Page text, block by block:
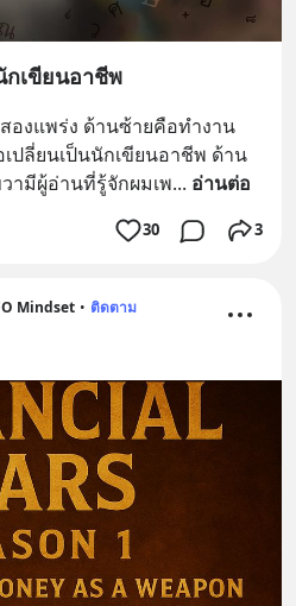
กเขียนอาชีพ
องแพร่ง ด้านซ้ายคือทำงาน
ปลี่ยนเป็นนักเขียนอาชีพ ด้าน
ามีผู้อ่านที่รู้จักผมเพ... อ่านต่อ
30 3
Mindset • ติดตาม